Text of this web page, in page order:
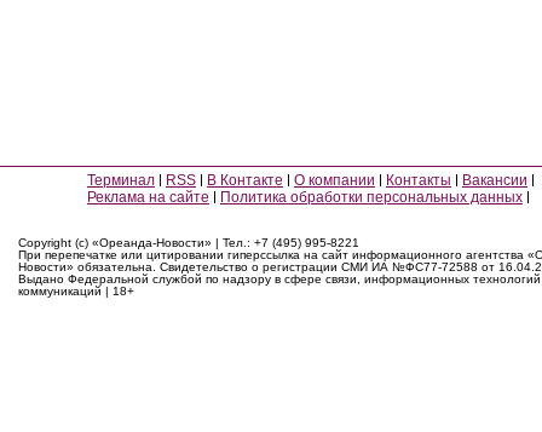
Терминал RSS В Контакте О компании Контакты
Вакансии
Реклама на сайте
Политика обработки персональных данных
Copyright (c) «Ореанда-Новости» | Тел.: +7 (495) 995-8221
При перепечатке или цитировании гиперссылка на сайт информационного агентства
Новости» обязательна. Свидетельство о регистрации СМИ ИА №ФС77-72588 от
Выдано Федеральной службой по надзору в сфере связи, информационных
коммуникаций | 18+